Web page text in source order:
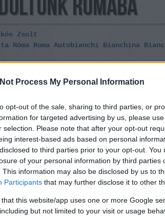
Process My Personal Information
opt-out of the sale, sharing to third parties, or
for targeted advertising by us, please
selection. Please note that after your opt-out
interest-based ads based on personal
to third parties prior to your opt-out.
of your personal information by third parties
This information may also be disclosed by us to
Participants that may further disclose it to other
that this website/app uses one or more Google
but not limited to your visit or usage
RÓMÁBA
Zsolt
Róma Roma Autobianchi Bianchina
bő nyolcvanas tempóban Trieszt felé a
hátuk mögött azzal a szerény
Tetszik 0